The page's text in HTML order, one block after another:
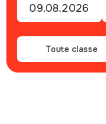
Toute classe